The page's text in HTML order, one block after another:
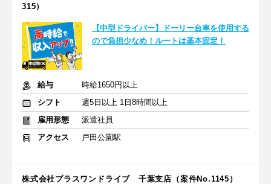
315）
【中型ドライバー】ドーリー台車を使用する
ので負担少なめ！ルートは基本固定！
給与
時給1650円以上
シフト
週5日以上 1日8時間以上
雇用形態
派遣社員
アクセス
戸田公園駅
株式会社プラスワンドライブ 千葉支店（案件No.1145）